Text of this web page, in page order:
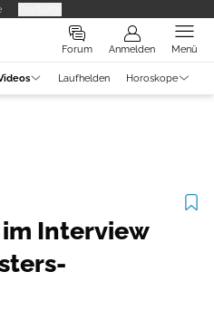
Forum Anmelden Menü
Laufhelden Horoskope
Interview